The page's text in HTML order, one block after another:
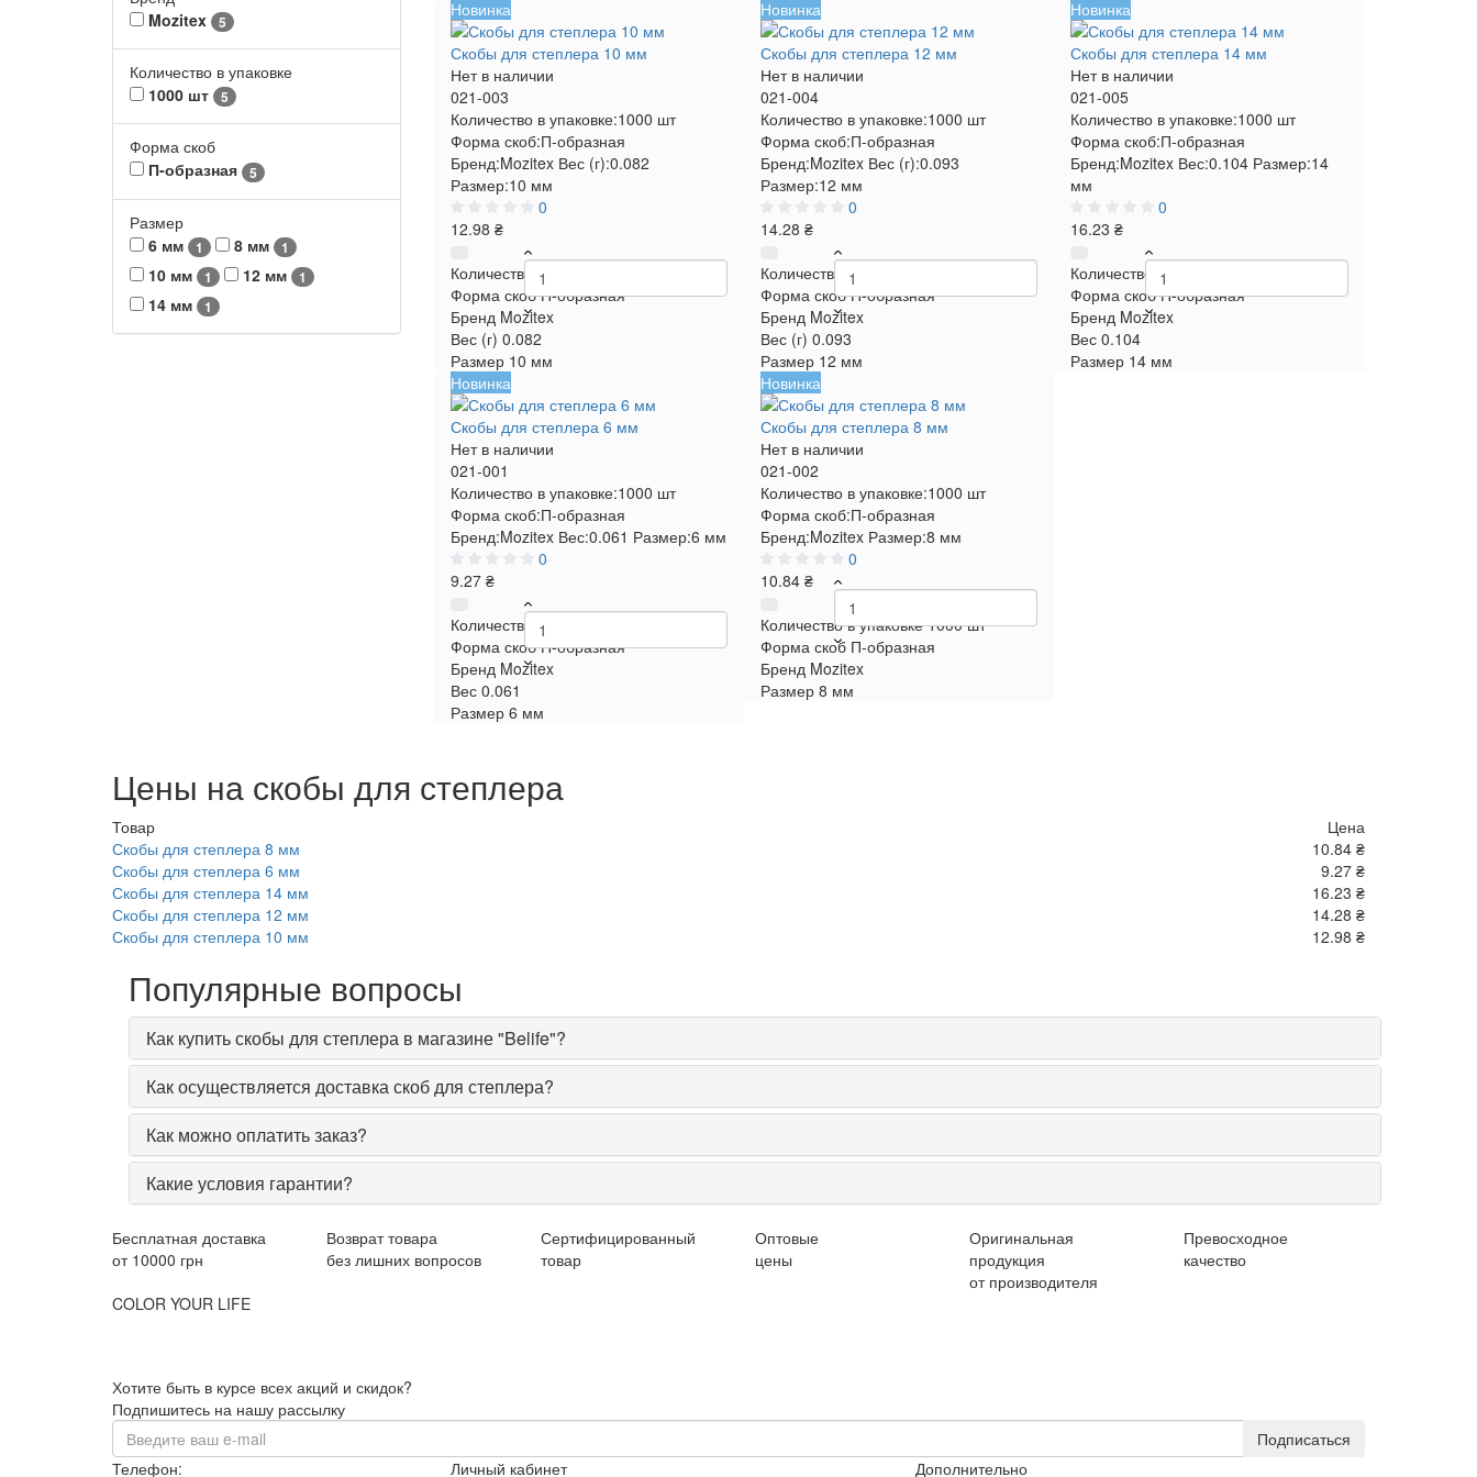
Mozitex
5
Количество в упаковке
1000 шт
5
Форма скоб
П-образная
5
Размер
6 мм
1 8 мм 1
10 мм 1 12 мм 1
14 мм 1
Новинка
Скобы для степлера 10 мм
Нет в наличии
021-003
Количество в упаковке:1000 шт
Форма скоб:П-образная
Бренд:Mozitex Вес (г):0.082
Размер:10 мм
0
12.98 ₴
Количество в упаковке
Форма скоб П-образная
Бренд Mozitex
Вес (г) 0.082
Размер 10 мм
Новинка
Скобы для степлера 12 мм
Нет в наличии
021-004
Количество в упаковке:1000 шт
Форма скоб:П-образная
Бренд:Mozitex Вес (г):0.093
Размер:12 мм
0
14.28 ₴
Количество в упаковке
Форма скоб П-образная
Бренд Mozitex
Вес (г) 0.093
Размер 12 мм
Новинка
Скобы для степлера 14 мм
Нет в наличии
021-005
Количество в упаковке:1000 шт
Форма скоб:П-образная
Бренд:Mozitex Вес:0.104 Размер:14
мм
0
16.23 ₴
Количество в упаковке
Форма скоб П-образная
Бренд Mozitex
Вес 0.104
Размер 14 мм
Новинка
Скобы для степлера 6 мм
Нет в наличии
021-001
Количество в упаковке:1000 шт
Форма скоб:П-образная
Бренд:Mozitex Вес:0.061 Размер:6 мм
0
9.27 ₴
Количество в упаковке
Форма скоб П-образная
Бренд Mozitex
Вес 0.061
Размер 6 мм
Новинка
Скобы для степлера 8 мм
Нет в наличии
021-002
Количество в упаковке:1000 шт
Форма скоб:П-образная
Бренд:Mozitex Размер:8 мм
0
10.84 ₴
Количество в упаковке 1000 шт
Форма скоб П-образная
Бренд Mozitex
Размер 8 мм
Цены на скобы для степлера
Товар
Цена
Скобы для степлера 8 мм
10.84 ₴
Скобы для степлера 6 мм
9.27 ₴
Скобы для степлера 14 мм
16.23 ₴
Скобы для степлера 12 мм
14.28 ₴
Скобы для степлера 10 мм
12.98 ₴
Популярные вопросы
Как купить скобы для степлера в магазине "Belife"?
Как осуществляется доставка скоб для степлера?
Как можно оплатить заказ?
Какие условия гарантии?
Бесплатная доставка
от 10000 грн
Возврат товара
без лишних вопросов
Сертифицированный
товар
Оптовые
цены
Оригинальная
продукция
от производителя
Превосходное
качество
COLOR YOUR LIFE
Хотите быть в курсе всех акций и скидок?
Подпишитесь на нашу рассылку
Подписаться
Телефон:
Личный кабинет Дополнительно